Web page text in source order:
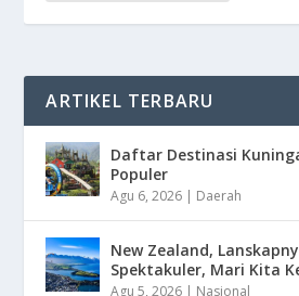
ARTIKEL TERBARU
Daftar Destinasi
Populer
Agu 6, 2026 | Daerah
New Zealand,
Spektakuler, Mari Kita
Agu 5, 2026 | Nasional